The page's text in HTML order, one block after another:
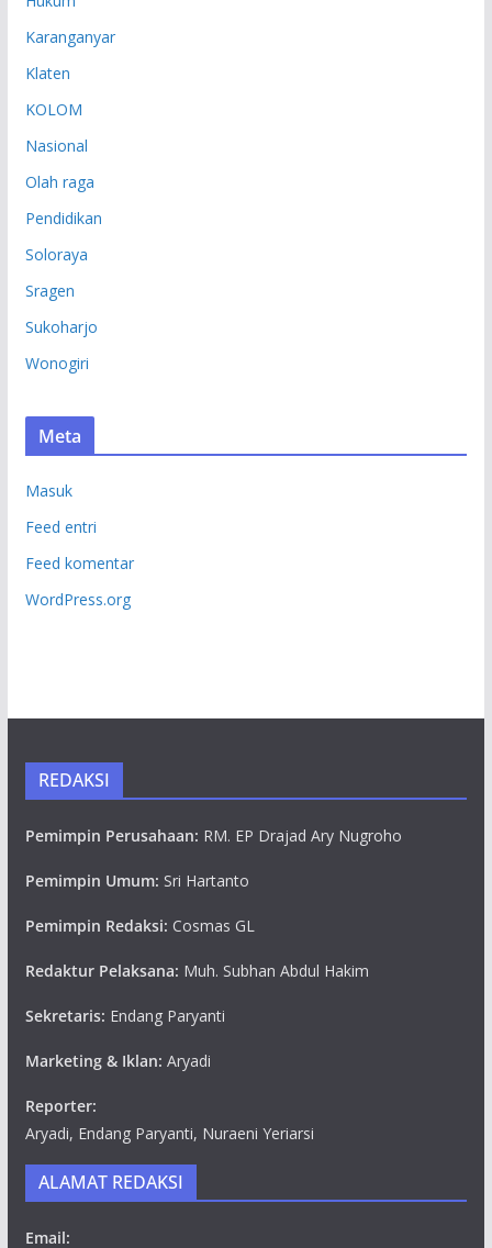
Karanganyar
Klaten
KOLOM
Nasional
Olah raga
Pendidikan
Soloraya
Sragen
Sukoharjo
Wonogiri
Meta
Masuk
Feed entri
Feed komentar
WordPress.org
REDAKSI
Pemimpin Perusahaan: RM. EP Drajad Ary Nugroho
Pemimpin Umum: Sri Hartanto
Pemimpin Redaksi: Cosmas GL
Redaktur Pelaksana: Muh. Subhan Abdul Hakim
Sekretaris: Endang Paryanti
Marketing & Iklan: Aryadi
Reporter:
Aryadi, Endang Paryanti, Nuraeni Yeriarsi
ALAMAT REDAKSI
Email: